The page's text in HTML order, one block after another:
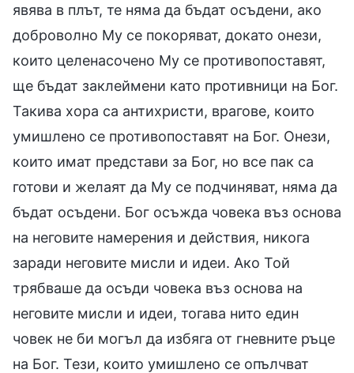
явява в плът, те няма да бъдат осъдени, ако
доброволно Му се покоряват, докато онези,
които целенасочено Му се противопоставят,
ще бъдат заклеймени като противници на Бог.
Такива хора са антихристи, врагове, които
умишлено се противопоставят на Бог. Онези,
които имат представи за Бог, но все пак са
готови и желаят да Му се подчиняват, няма да
бъдат осъдени. Бог осъжда човека въз основа
на неговите намерения и действия, никога
заради неговите мисли и идеи. Ако Той
трябваше да осъди човека въз основа на
неговите мисли и идеи, тогава нито един
човек не би могъл да избяга от гневните ръце
на Бог. Тези, които умишлено се опълчват